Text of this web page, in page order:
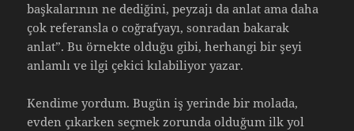
başkalarının ne dediğini, peyzajı da anlat ama daha
çok referansla o coğrafyayı, sonradan bakarak
anlat”. Bu örnekte olduğu gibi, herhangi bir şeyi
anlamlı ve ilgi çekici kılabiliyor yazar.
Kendime yordum. Bugün iş yerinde bir molada,
evden çıkarken seçmek zorunda olduğum ilk yol